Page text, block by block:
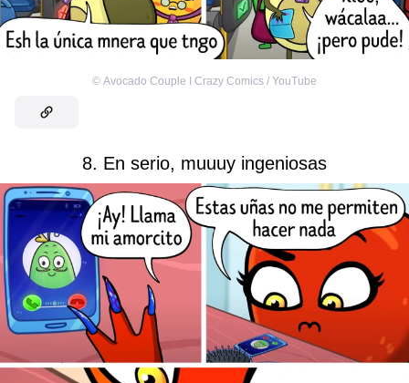
© Avocado Couple I Crazy Comics / YouTube
8. En serio, muuuy ingeniosas